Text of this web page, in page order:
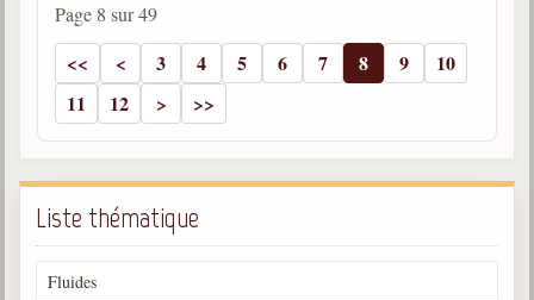
Liste thématique
Fluides
Page 8 sur 49
3 4 5 6 7 8 9
10
11
12